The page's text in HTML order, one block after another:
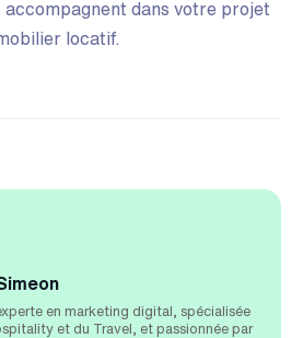
accompagnent dans votre projet
locatif.
en marketing digital, spécialisée
et du Travel, et passionnée par